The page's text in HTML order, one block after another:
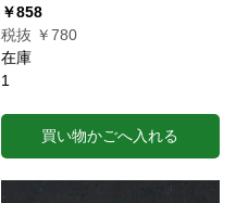
￥858
税抜 ￥780
在庫
1
買い物かごへ入れる